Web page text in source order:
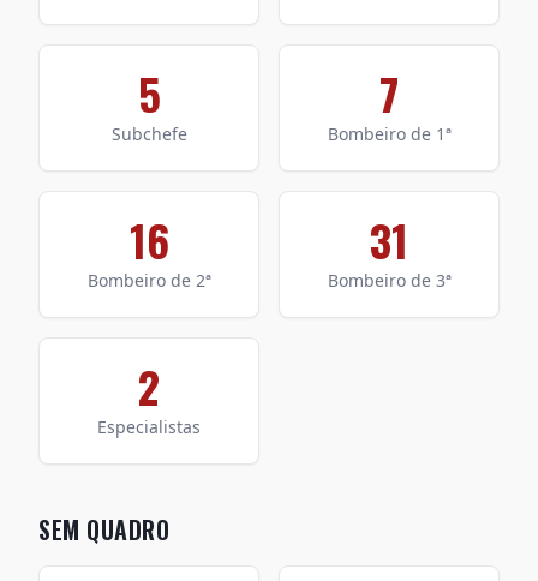
5
Subchefe
7
Bombeiro de 1ª
16
Bombeiro de 2ª
31
Bombeiro de 3ª
2
Especialistas
SEM QUADRO